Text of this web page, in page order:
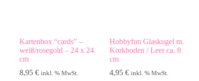
Kartenbox “cards” –
weiß/rosegold – 24 x 24
cm
8,95 € inkl. % MwSt.
Hobbyfun Glaskugel m.
Korkboden / Leer ca. 8
cm
4,95 € inkl. % MwSt.